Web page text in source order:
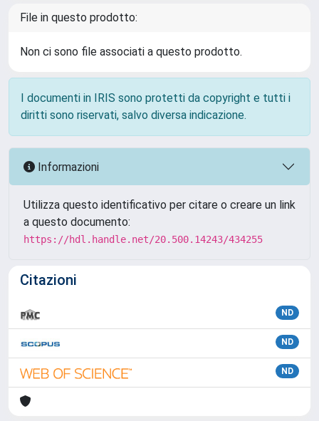
File in questo prodotto:
Non ci sono file associati a questo prodotto.
I documenti in IRIS sono protetti da copyright e tutti i
diritti sono riservati, salvo diversa indicazione.
Informazioni
Utilizza questo identificativo per citare o creare un link
a questo documento:
https://hdl.handle.net/20.500.14243/434255
Citazioni
ND
ND
ND